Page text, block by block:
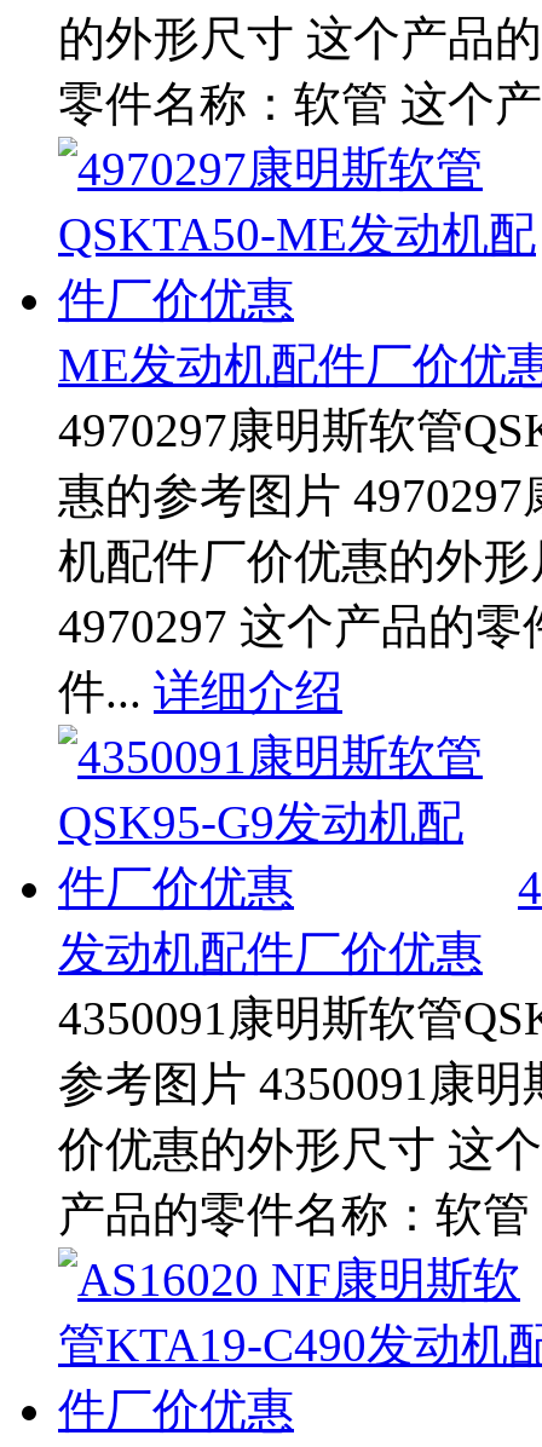
的外形尺寸 这个产品
零件名称：软管 这个
ME发动机配件厂价优
4970297康明斯软管
惠的参考图片
机配件厂价优惠的外
4970297 这个产品的
件... 详细介绍
发动机配件厂价优惠
4350091康明斯软管
参考图片 4350091康
价优惠的外形尺寸 这
产品的零件名称：软